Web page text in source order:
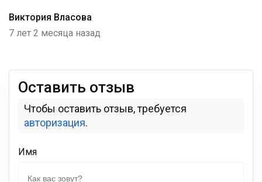
Виктория Власова
7 лет 2 месяца назад
Оставить отзыв
Чтобы оставить отзыв, требуется
авторизация.
Имя